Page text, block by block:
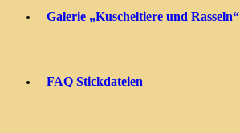
Galerie „Kuscheltiere und Rasseln“
FAQ Stickdateien